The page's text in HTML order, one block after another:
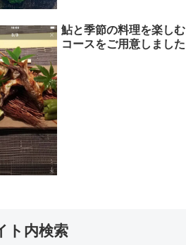
鮎と季節の料理を楽しむ
コースをご用意しました
ト内検索